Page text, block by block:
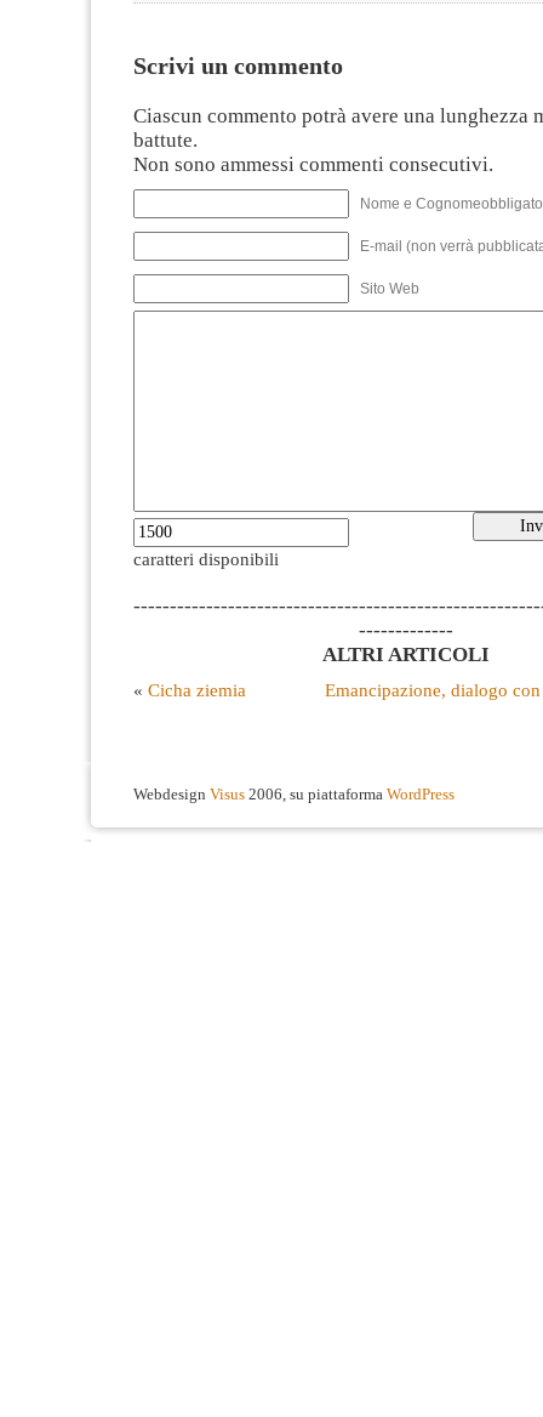
Scrivi un commento
Ciascun commento potrà avere una lunghezza
battute.
Non sono ammessi commenti consecutivi.
Nome e
E-mail (non verrà
Sito Web
caratteri disponibili
-------------
ALTRI ARTICOLI
« Cicha ziemia Emancipazione, dialogo
Webdesign Visus 2006, su piattaforma WordPress